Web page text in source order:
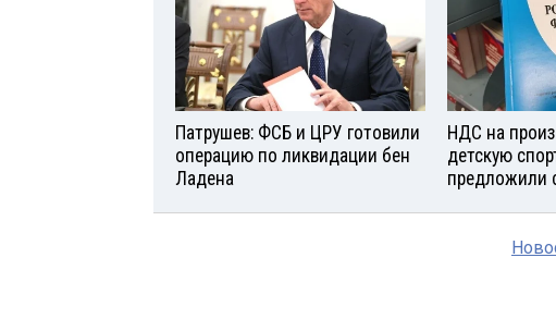
Патрушев: ФСБ и ЦРУ готовили
операцию по ликвидации бен
Ладена
НДС на
детскую
предложили